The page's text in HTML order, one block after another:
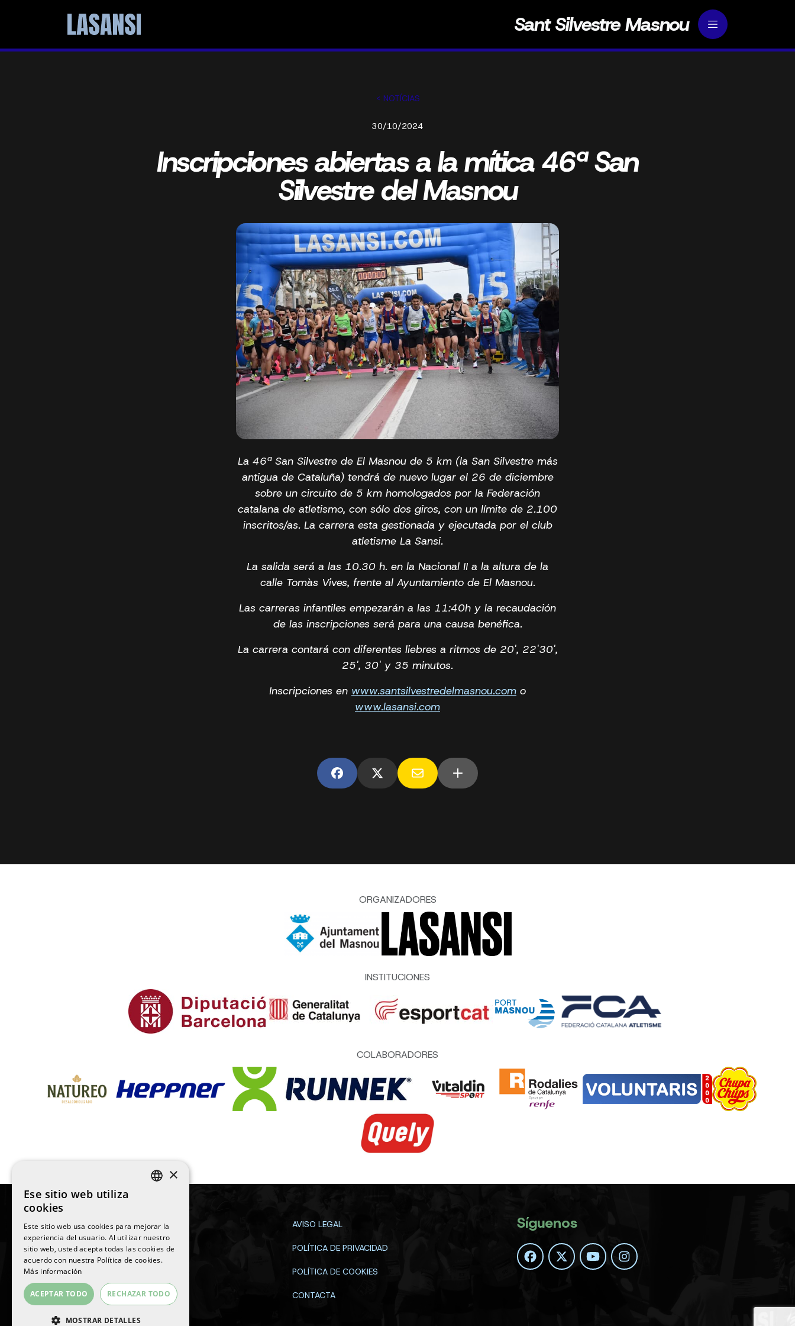
Sant Silvestre Masnou
< NOTÍCIAS
30/10/2024
Inscripciones abiertas a la mítica 46ª San
Silvestre del Masnou
La 46ª San Silvestre de El Masnou de 5 km (la San Silvestre más
antigua de Cataluña) tendrá de nuevo lugar el 26 de diciembre
sobre un circuito de 5 km homologados por la Federación
catalana de atletismo, con sólo dos giros, con un límite de 2.100
inscritos/as. La carrera esta gestionada y ejecutada por el club
atletisme La Sansi.
La salida será a las 10.30 h. en la Nacional II a la altura de la
calle Tomàs Vives, frente al Ayuntamiento de El Masnou.
Las carreras infantiles empezarán a las 11:40h y la recaudación
de las inscripciones será para una causa benéfica.
La carrera contará con diferentes liebres a ritmos de 20', 22'30',
25', 30' y 35 minutos.
Inscripciones en www.santsilvestredelmasnou.com o
www.lasansi.com
ORGANIZADORES
INSTITUCIONES
COLABORADORES
©2026 La Sansi
Todos los derechos reservados
AVISO LEGAL
POLÍTICA DE PRIVACIDAD
POLÍTICA DE COOKIES
CONTACTA
Síguenos
CATALAN
×
Ese sitio web utiliza
cookies
Este sitio web usa cookies para mejorar la
experiencia del usuario. Al utilizar nuestro
sitio web, usted acepta todas las cookies de
acuerdo con nuestra Política de cookies.
Más información
ACEPTAR TODO RECHAZAR TODO
MOSTRAR DETALLES